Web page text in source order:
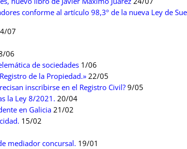
conforme al artículo 98,3º de la nueva Ley de
07
06
de sociedades 1/06
de la Propiedad.»22/05
inscribirse en el Registro Civil?9/05
la Ley 8/2021. 20/04
en Galicia21/02
15/02
mediador concursal. 19/01